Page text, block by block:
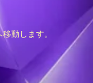
動します。